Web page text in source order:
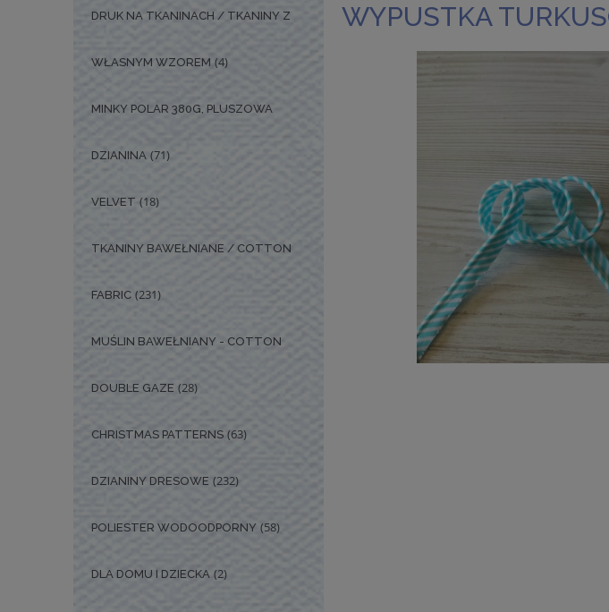
DRUK NA TKANINACH / TKANINY Z
WŁASNYM WZOREM (4)
MINKY POLAR 380G, PLUSZOWA
DZIANINA (71)
VELVET (18)
TKANINY BAWEŁNIANE / COTTON
FABRIC (231)
MUŚLIN BAWEŁNIANY - COTTON
DOUBLE GAZE (28)
CHRISTMAS PATTERNS (63)
DZIANINY DRESOWE (232)
POLIESTER WODOODPORNY (58)
DLA DOMU I DZIECKA (2)
WYPUSTKA